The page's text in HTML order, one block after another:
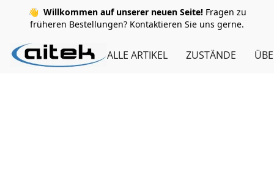
👋 Willkommen auf unserer neuen Seite! Fragen zu
früheren Bestellungen? Kontaktieren Sie uns gerne.
ALLE ARTIKEL ZUSTÄNDE